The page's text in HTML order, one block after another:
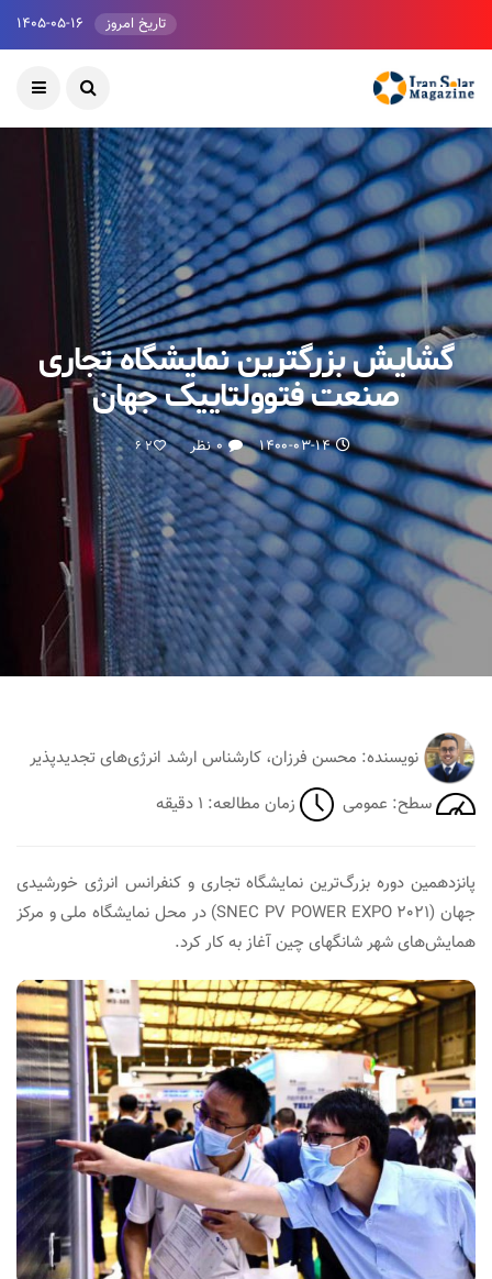
تاریخ امروز ۱۴۰۵-۰۵-۱۶
گشایش بزرگترین نمایشگاه تجاری
صنعت فتوولتاییک جهان
۱۴۰۰-۰۳-۱۴ ۰ نظر 62
نویسنده: محسن فرزان، کارشناس ارشد انرژی‌های تجدیدپذیر
سطح: عمومی
زمان مطالعه: ۱ دقیقه
پانزدهمین دوره بزرگ‌ترین نمایشگاه تجاری و کنفرانس انرژی خورشیدی
جهان (SNEC PV POWER EXPO 2021) در محل نمایشگاه ملی و مرکز
همایش‌های شهر شانگهای چین آغاز به کار کرد.